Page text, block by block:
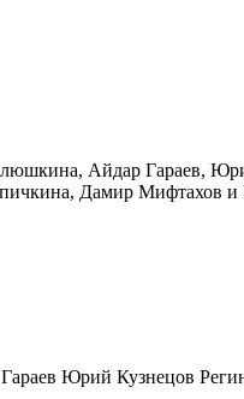
Айдар Гараев,
Дамир Мифтахов
Юрий Кузнецов